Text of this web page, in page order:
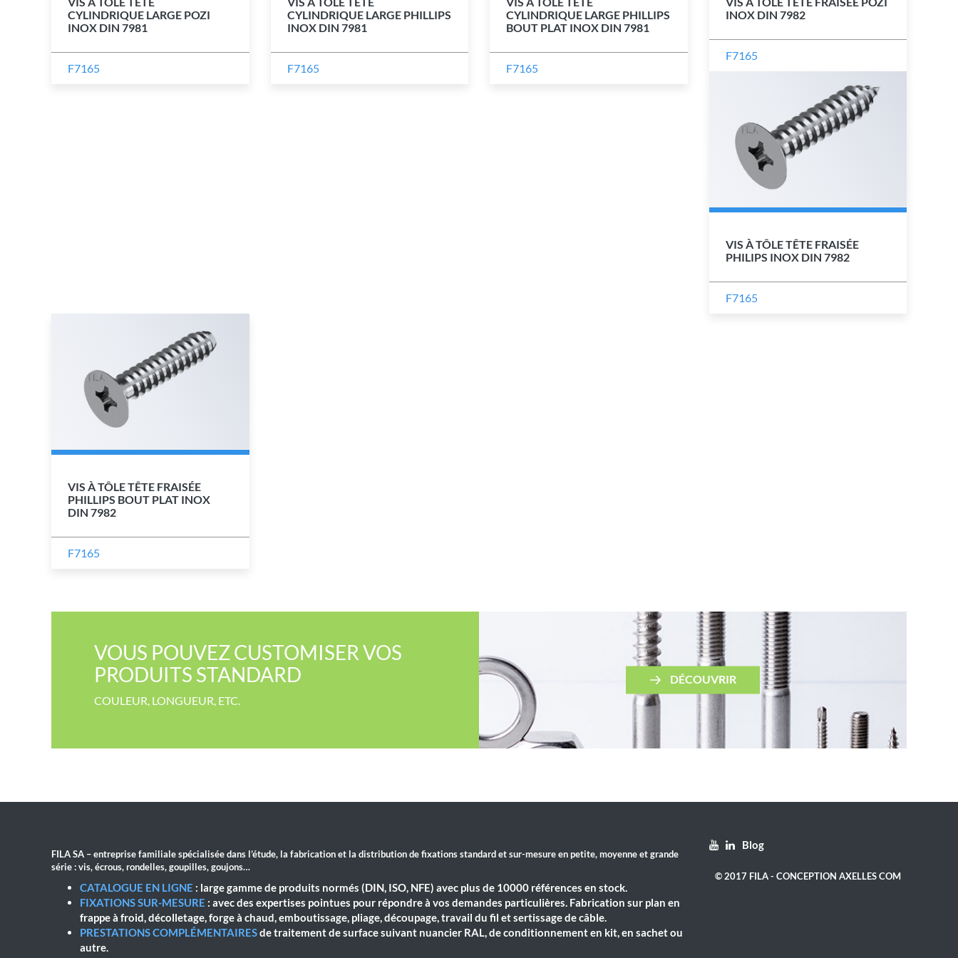
CYLINDRIQUE LARGE POZI
INOX DIN 7981
F7165
CYLINDRIQUE LARGE PHILLIPS
INOX DIN 7981
F7165
CYLINDRIQUE LARGE PHILLIPS
BOUT PLAT INOX DIN 7981
F7165
INOX DIN 7982
F7165
VIS À TÔLE TÊTE FRAISÉE
PHILIPS INOX DIN 7982
F7165
VIS À TÔLE TÊTE FRAISÉE
PHILLIPS BOUT PLAT INOX
DIN 7982
F7165
VOUS POUVEZ CUSTOMISER​ VOS
PRODUITS STANDARD
COULEUR​, LONGUEUR, ETC.
DÉCOUVRIR
FILA SA – entreprise familiale spécialisée dans l’étude, la fabrication et la distribution de fixations standard et sur-mesure en petite, moyenne et grande
série : vis, écrous, rondelles, goupilles, goujons…
CATALOGUE EN LIGNE : large gamme de produits normés (DIN, ISO, NFE) avec plus de 10000 références en stock.
FIXATIONS SUR-MESURE : avec des expertises pointues pour répondre à vos demandes particulières. Fabrication sur plan en
frappe à froid, décolletage, forge à chaud, emboutissage, pliage, découpage, travail du fil et sertissage de câble.
PRESTATIONS COMPLÉMENTAIRESde traitement de surface suivant nuancier RAL, de conditionnement en kit, en sachet ou
autre.
Blog
© 2017 FILA - CONCEPTION AXELLES COM